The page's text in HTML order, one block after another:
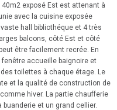
exposé Est est attenant à
avec la cuisine exposée
hall bibliothéque et 4 très
balcons, côté Est et côté
être facilement recrée. En
accueille baignoire et
toilettes à chaque étage. Le
et la qualité de construction de
hiver. La partie chaufferie
et un grand cellier.